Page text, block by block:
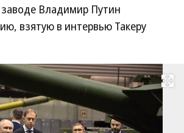
заводе Владимир Путин
взятую в интервью Такеру
Развернуть